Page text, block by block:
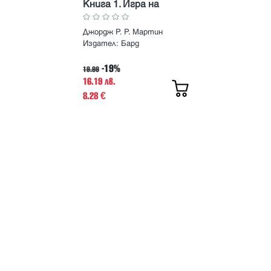
Книга 1. Игра на
тронове
Джордж Р. Р. Мартин
Издател: Бард
19.99 -19%
16.19 лв.
8.28€